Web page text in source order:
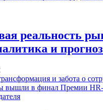
реальность
и